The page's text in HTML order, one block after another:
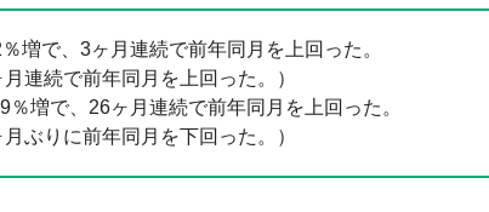
増で、3ヶ月連続で前年同月を上回った。
連続で前年同月を上回った。）
増で、26ヶ月連続で前年同月を上回った。
ぶりに前年同月を下回った。）